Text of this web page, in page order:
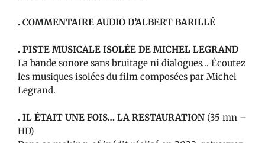
. COMMENTAIRE AUDIO D’ALBERT BARILLÉ
. PISTE MUSICALE ISOLÉE DE MICHEL LEGRAND
La bande sonore sans bruitage ni dialogues… Écoutez
les musiques isolées du film composées par Michel
Legrand.
. IL ÉTAIT UNE FOIS… LA RESTAURATION (35 mn –
HD)